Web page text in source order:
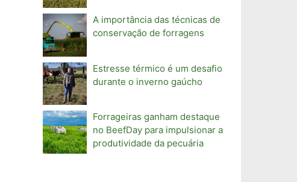
A importância das técnicas de
conservação de forragens
Estresse térmico é um desafio
durante o inverno gaúcho
Forrageiras ganham destaque
no BeefDay para impulsionar a
produtividade da pecuária